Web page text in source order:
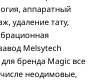
аппаратный
удаление тату,
Melsytech
бренда Magic все
неодимовые,